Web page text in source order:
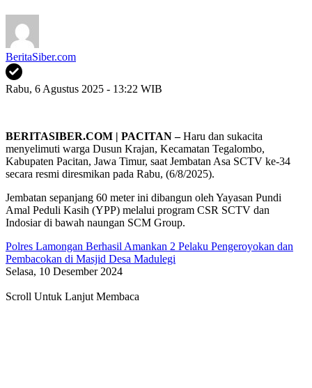
BeritaSiber.com
Rabu, 6 Agustus 2025 - 13:22 WIB
BERITASIBER.COM | PACITAN –Haru dan sukacita
menyelimuti warga Dusun Krajan, Kecamatan Tegalombo,
Kabupaten Pacitan, Jawa Timur, saat Jembatan Asa SCTV ke-34
secara resmi diresmikan pada Rabu, (6/8/2025).
Jembatan sepanjang 60 meter ini dibangun oleh Yayasan Pundi
Amal Peduli Kasih (YPP) melalui program CSR SCTV dan
Indosiar di bawah naungan SCM Group.
Polres Lamongan Berhasil Amankan 2 Pelaku Pengeroyokan dan
Pembacokan di Masjid Desa Madulegi
Selasa, 10 Desember 2024
Scroll Untuk Lanjut Membaca